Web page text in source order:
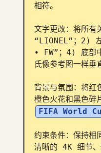
相符。
文字更改：将所
“LIONEL”；2)
• FW”；4) 底部
氏像参考图一样垂
背景与氛围：将红
橙色火花和黑色碎
FIFA World
约束条件：保持
清晰的 4K 细节、